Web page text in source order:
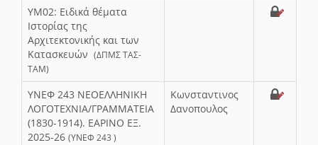
ΥΜ02: Ειδικά θέματα
Ιστορίας της
Αρχιτεκτονικής και των
Κατασκευών (ΔΠΜΣ ΤΑΣ-
ΤΑΜ)
ΥΝΕΦ 243 ΝΕΟΕΛΛΗΝΙΚΗ
ΛΟΓΟΤΕΧΝΙΑ/ΓΡΑΜΜΑΤΕΙΑ
(1830-1914). ΕΑΡΙΝΟ ΕΞ.
2025-26 (ΥΝΕΦ 243 )
Κωνσταντινος
Δανοπουλος